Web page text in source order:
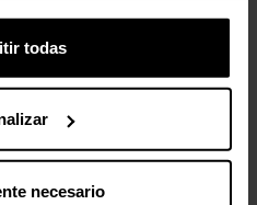
todas
necesario